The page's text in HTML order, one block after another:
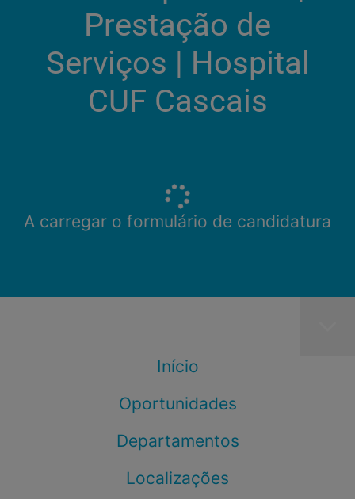
Prestação de
Serviços | Hospital
CUF Cascais
A carregar o formulário de candidatura
Início
Oportunidades
Departamentos
Localizações